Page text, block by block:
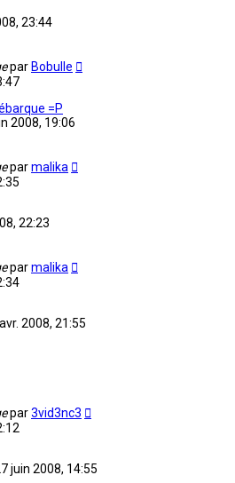
23:44
par Bobulle
=P
2008, 19:06
parmalika
22:23
parmalika
2008, 21:55
par3vid3nc3
juin 2008, 14:55